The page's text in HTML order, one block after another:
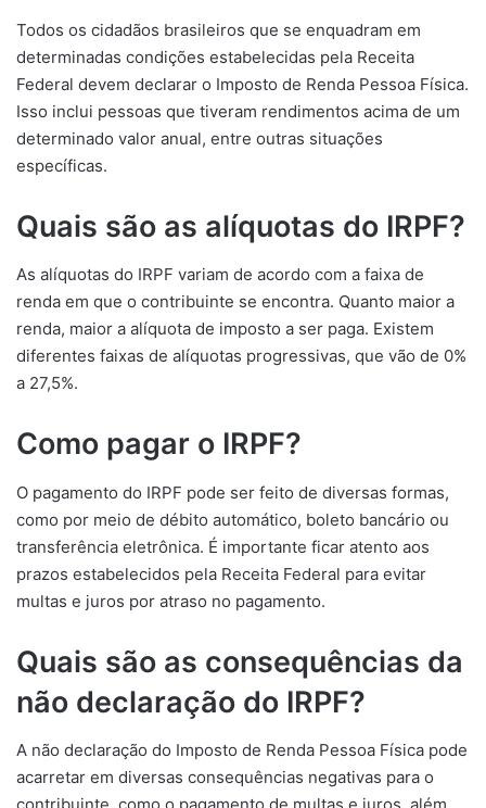
Todos os cidadãos brasileiros que se enquadram em
determinadas condições estabelecidas pela Receita
Federal devem declarar o Imposto de Renda Pessoa Física.
Isso inclui pessoas que tiveram rendimentos acima de um
determinado valor anual, entre outras situações
específicas.
Quais são as alíquotas do IRPF?
As alíquotas do IRPF variam de acordo com a faixa de
renda em que o contribuinte se encontra. Quanto maior a
renda, maior a alíquota de imposto a ser paga. Existem
diferentes faixas de alíquotas progressivas, que vão de 0%
a 27,5%.
Como pagar o IRPF?
O pagamento do IRPF pode ser feito de diversas formas,
como por meio de débito automático, boleto bancário ou
transferência eletrônica. É importante ficar atento aos
prazos estabelecidos pela Receita Federal para evitar
multas e juros por atraso no pagamento.
Quais são as consequências da
não declaração do IRPF?
A não declaração do Imposto de Renda Pessoa Física pode
acarretar em diversas consequências negativas para o